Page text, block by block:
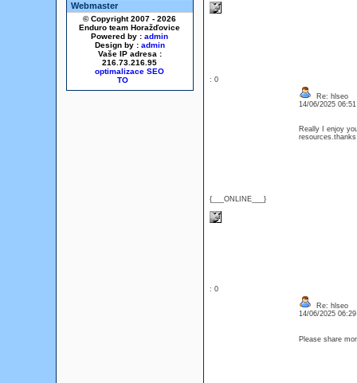
Webmaster
© Copyright 2007 - 2026
Enduro team Horažďovice
Powered by : admin
Design by : admin
Vaše IP adresa :
216.73.216.95
optimalizace SEO
: 0
{___ONLINE___}
Re: hlseo
14/06/2025
Really I enjoy
: 0
Re: hlseo
14/06/2025
Please share